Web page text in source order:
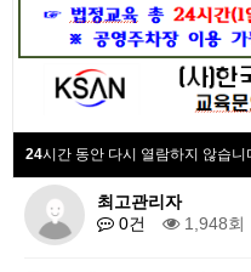
24시간 동안 다시 열람하지 않습니
협회주요사업
협회동정
협회소개
제21대 중앙
수결과 및 중
림
최고관리자
0건
1,948회